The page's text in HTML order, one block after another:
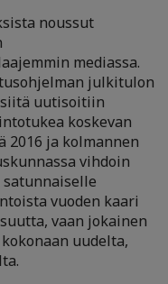
noussut
mediassa.
julkitulon
siitä uutisoitiin
koskevan
2016 ja kolmannen
vihdoin
vuoden kaari
vaan jokainen
uudelta,